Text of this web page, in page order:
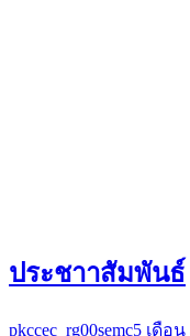
ประชาาสัมพันธ์
pkccec_rg00semc5 เดือน